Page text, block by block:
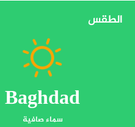
الطقس
Baghdad
سماء صافية